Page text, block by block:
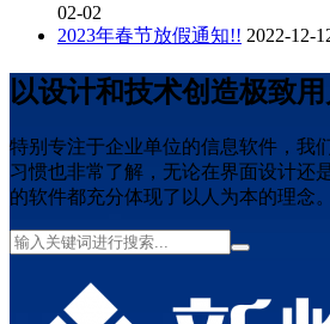
02-02
2023年春节放假通知!! 2022-12-
以设计和技术创造极致用
特别专注于企业单位的信息软件，我
习惯也非常了解，无论在界面设计还
的软件都充分体现了以人为本的理念。